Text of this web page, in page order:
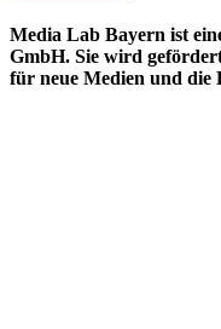
Media Lab Bayern ist
GmbH. Sie wird
für neue Medien und die